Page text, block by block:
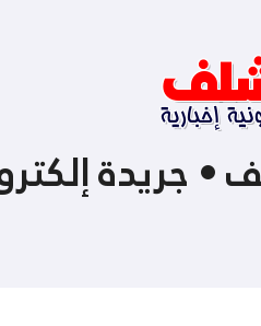
جريدة